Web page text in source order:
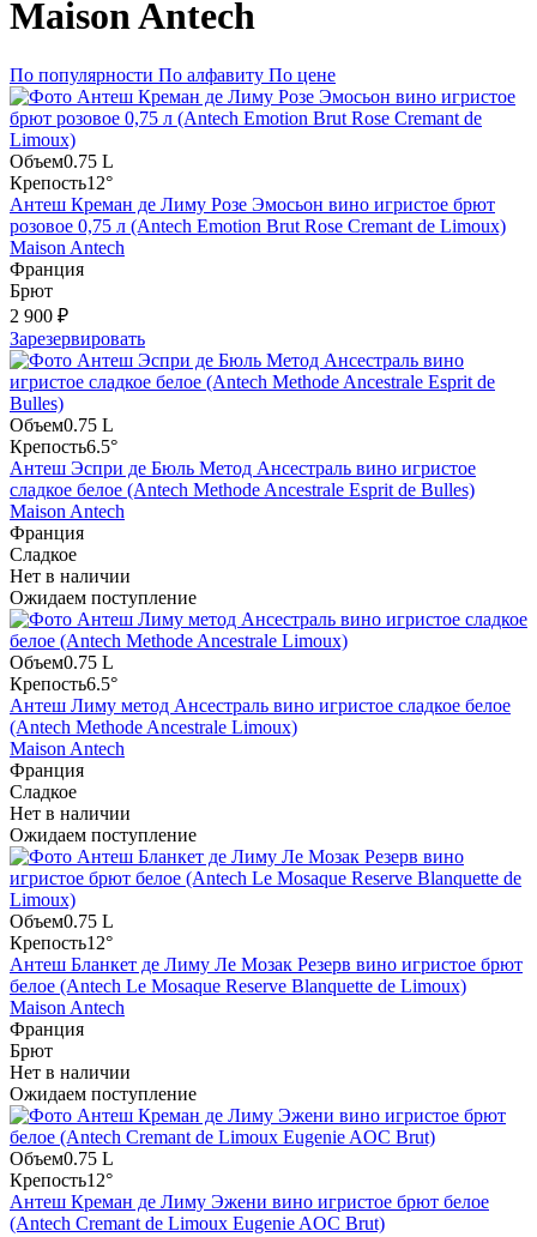
Maison Antech
По популярности По алфавиту По цене
Объем0.75 L
Крепость12°
Антеш Креман де Лиму Розе Эмосьон вино игристое брют
розовое 0,75 л (Antech Emotion Brut Rose Cremant de Limoux)
Maison Antech
Франция
Брют
2 900 ₽
Зарезервировать
Объем0.75 L
Крепость6.5°
Антеш Эспри де Бюль Метод Ансестраль вино игристое
сладкое белое (Antech Methode Ancestrale Esprit de Bulles)
Maison Antech
Франция
Сладкое
Нет в наличии
Ожидаем поступление
Объем0.75 L
Крепость6.5°
Антеш Лиму метод Ансестраль вино игристое сладкое белое
(Antech Methode Ancestrale Limoux)
Maison Antech
Франция
Сладкое
Нет в наличии
Ожидаем поступление
Объем0.75 L
Крепость12°
Антеш Бланкет де Лиму Ле Мозак Резерв вино игристое брют
белое (Antech Le Mosaque Reserve Blanquette de Limoux)
Maison Antech
Франция
Брют
Нет в наличии
Ожидаем поступление
Объем0.75 L
Крепость12°
Антеш Креман де Лиму Эжени вино игристое брют белое
(Antech Cremant de Limoux Eugenie AOC Brut)